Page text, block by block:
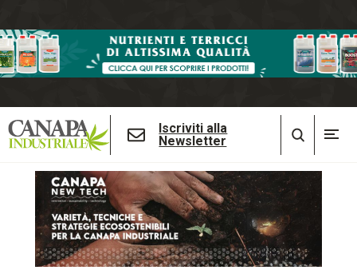
Iscriviti alla
Newsletter